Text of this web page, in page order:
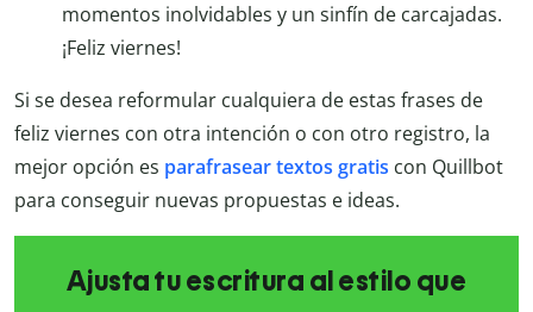
momentos inolvidables y un sinfín de carcajadas.
¡Feliz viernes!
Si se desea reformular cualquiera de estas frases de
feliz viernes con otra intención o con otro registro, la
mejor opción es parafrasear textos gratis con Quillbot
para conseguir nuevas propuestas e ideas.
Ajusta tu escritura al estilo que